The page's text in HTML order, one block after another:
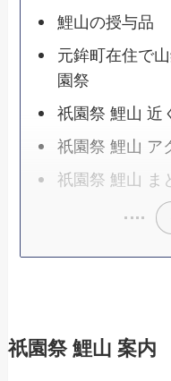
鯉山の授与品
元鉾町在住で
園祭
祇園祭 鯉山 近
祇園祭 鯉山 ア
祇園祭 鯉山 ま
祇園祭 鯉山 案内